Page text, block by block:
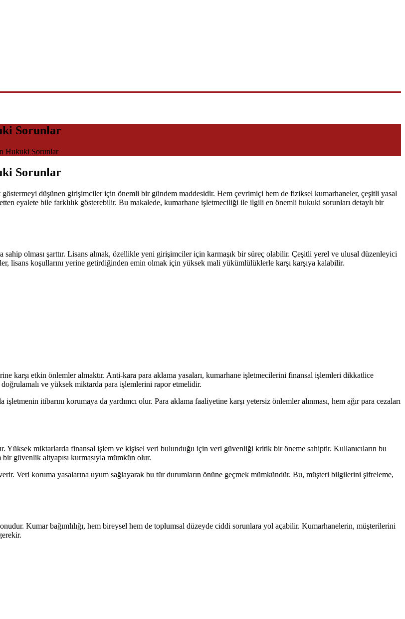
Sorunlar
Hukuki Sorunlar
Sorunlar
düşünen girişimciler için önemli bir gündem maddesidir. Hem çevrimiçi hem de fiziksel kumarhaneler, çeşitli yasal
eyalete bile farklılık gösterebilir. Bu makalede, kumarhane işletmeciliği ile ilgili en önemli hukuki sorunları detaylı bir
olması şarttır. Lisans almak, özellikle yeni girişimciler için karmaşık bir süreç olabilir. Çeşitli yerel ve ulusal düzenleyici
lisans koşullarını yerine getirdiğinden emin olmak için yüksek mali yükümlülüklerle karşı karşıya kalabilir.
karşı etkin önlemler almaktır. Anti-kara para aklama yasaları, kumarhane işletmecilerini finansal işlemleri dikkatlice
ve yüksek miktarda para işlemlerini rapor etmelidir.
itibarını korumaya da yardımcı olur. Para aklama faaliyetine karşı yetersiz önlemler alınması, hem ağır para cezaları
miktarlarda finansal işlem ve kişisel veri bulunduğu için veri güvenliği kritik bir öneme sahiptir. Kullanıcıların bu
güvenlik altyapısı kurmasıyla mümkün olur.
Veri koruma yasalarına uyum sağlayarak bu tür durumların önüne geçmek mümkündür. Bu, müşteri bilgilerini şifreleme,
Kumar bağımlılığı, hem bireysel hem de toplumsal düzeyde ciddi sorunlara yol açabilir. Kumarhanelerin, müşterilerini